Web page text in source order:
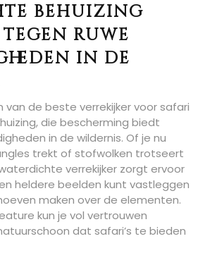
behuizing
tegen ruwe
in de
van de beste verrekijker voor safari
die bescherming biedt
in de wildernis. Of je nu
trekt of stofwolken trotseert
verrekijker zorgt ervoor
heldere beelden kunt vastleggen
maken over de elementen.
kun je vol vertrouwen
dat safari’s te bieden